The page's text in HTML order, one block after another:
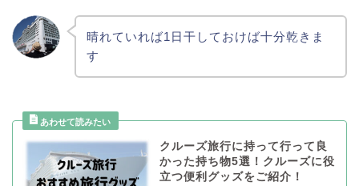
晴れていれば1日干しておけば十分乾きま
す
クルーズ旅行に持って行って良
かった持ち物5選！クルーズに役
立つ便利グッズをご紹介！